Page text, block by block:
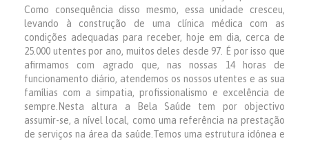
Como consequência disso mesmo, essa unidade cresceu,
levando à construção de uma clínica médica com as
condições adequadas para receber, hoje em dia, cerca de
25.000 utentes por ano, muitos deles desde 97. É por isso que
afirmamos com agrado que, nas nossas 14 horas de
funcionamento diário, atendemos os nossos utentes e as sua
famílias com a simpatia, profissionalismo e excelência de
sempre.Nesta altura a Bela Saúde tem por objectivo
assumir-se, a nível local, como uma referência na prestação
de serviços na área da saúde.Temos uma estrutura idónea e